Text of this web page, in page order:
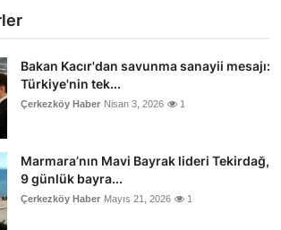
Bakan Kacır'dan savunma sanayii mesajı:
Türkiye'nin tek...
Çerkezköy Haber Nisan 3, 2026 1
Marmara’nın Mavi Bayrak lideri Tekirdağ,
9 günlük bayra...
Çerkezköy Haber Mayıs 21, 2026 1